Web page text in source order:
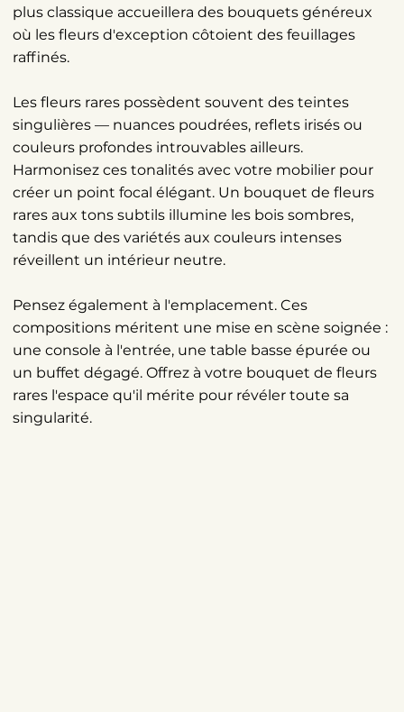
plus classique accueillera des bouquets généreux
où les fleurs d'exception côtoient des feuillages
raffinés.
Les fleurs rares possèdent souvent des teintes
singulières — nuances poudrées, reflets irisés ou
couleurs profondes introuvables ailleurs.
Harmonisez ces tonalités avec votre mobilier pour
créer un point focal élégant. Un bouquet de fleurs
rares aux tons subtils illumine les bois sombres,
tandis que des variétés aux couleurs intenses
réveillent un intérieur neutre.
Pensez également à l'emplacement. Ces
compositions méritent une mise en scène soignée :
une console à l'entrée, une table basse épurée ou
un buffet dégagé. Offrez à votre bouquet de fleurs
rares l'espace qu'il mérite pour révéler toute sa
singularité.